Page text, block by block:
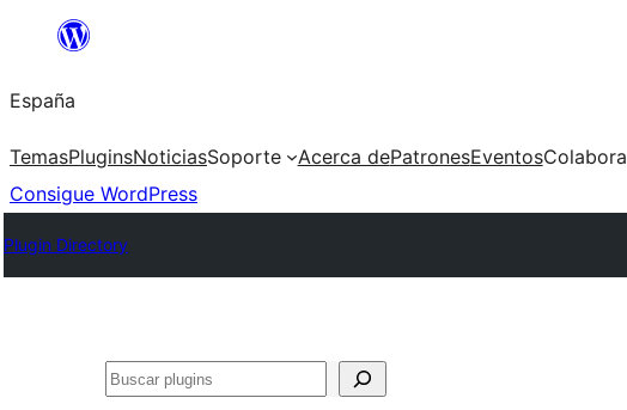
Saltar
contenido
España
TemasPluginsNoticiasSoporte Acerca dePatronesEventosColabora
Consigue WordPress
Plugin Directory
Buscar